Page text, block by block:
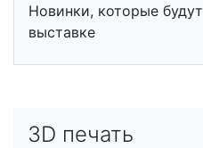
Новинки, которые
выставке
3D печать